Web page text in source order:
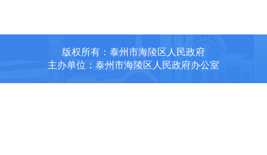
版权所有：泰州市海陵区人民政府
主办单位：泰州市海陵区人民政府办公室